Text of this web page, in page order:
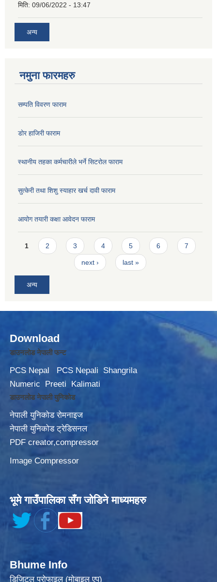
मिति: 09/06/2022 - 13:47
अन्य
नमुना फारमहरु
सम्पति विवरण फाराम
डोर हाजिरी फाराम
स्थानीय तहका कर्मचारीले भर्ने सिटरोल फाराम
सुत्केरी तथा शिशु स्याहार खर्च दावी फाराम
आयोग तयारी कक्षा आवेदन फाराम
Pages
1 2 3 4 5 6 7
next › last »
अन्य
Download
डाउनलोड नेपाली फन्ट
PCS Nepal PCS Nepali
Shangrila
Numeric
Preeti Kalimati
डाउनलोड नेपाली युनिकोड
नेपाली युनिकोड रोमनाइज
नेपाली युनिकोड ट्रेडिसनल
PDF creator,compressor
Image Compressor
भूमे गाउँपालिका सँग जोडिने माध्यमहरु
Bhume Info
डिजिटल प्रोफाइल (मोबाइल एप)